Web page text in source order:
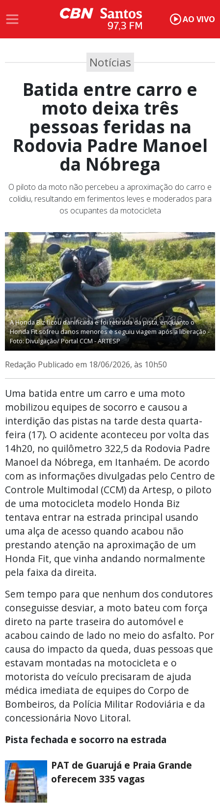
AO VIVO
Notícias
Batida entre carro e
moto deixa três
pessoas feridas na
Rodovia Padre Manoel
da Nóbrega
O piloto da moto não percebeu a aproximação do carro e
colidiu, resultando em ferimentos leves e moderados para
os ocupantes da motocicleta
A Honda Biz ficou danificada e foi retirada da pista, enquanto o
Honda Fit sofreu danos menores e seguiu viagem após a liberação -
Foto: Divulgação/ Portal CCM - ARTESP
Redação Publicado em 18/06/2026, às 10h50
Uma batida entre um carro e uma moto
mobilizou equipes de socorro e causou a
interdição das pistas na tarde desta quarta-
feira (17). O acidente aconteceu por volta das
14h20, no quilômetro 322,5 da Rodovia Padre
Manoel da Nóbrega, em Itanhaém. De acordo
com as informações divulgadas pelo Centro de
Controle Multimodal (CCM) da Artesp, o piloto
de uma motocicleta modelo Honda Biz
tentava entrar na estrada principal usando
uma alça de acesso quando acabou não
prestando atenção na aproximação de um
Honda Fit, que vinha andando normalmente
pela faixa da direita.
Sem tempo para que nenhum dos condutores
conseguisse desviar, a moto bateu com força
direto na parte traseira do automóvel e
acabou caindo de lado no meio do asfalto. Por
causa do impacto da queda, duas pessoas que
estavam montadas na motocicleta e o
motorista do veículo precisaram de ajuda
médica imediata de equipes do Corpo de
Bombeiros, da Polícia Militar Rodoviária e da
concessionária Novo Litoral.
Pista fechada e socorro na estrada
PAT de Guarujá e Praia Grande
oferecem 335 vagas